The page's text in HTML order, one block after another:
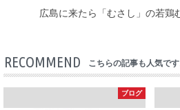
広島に来たら「むさし」の若鶏
RECOMMEND こちらの記事も人気です
ブログ